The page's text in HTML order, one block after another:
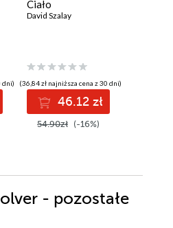
dni)
Ciało
David Szalay
(36,84 zł najniższa cena z 30 dni)
46.12 zł
54.90zł (-16%)
- pozostałe